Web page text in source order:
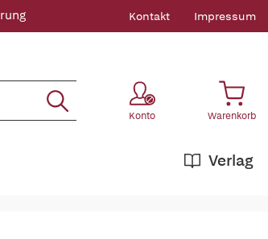
Kontakt Impressum
Konto Warenkorb
Verlag